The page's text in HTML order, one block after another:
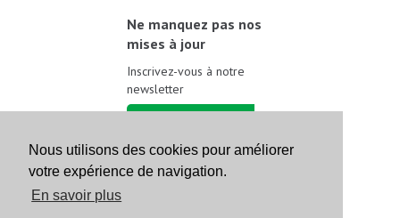
Nous utilisons des cookies pour améliorer
votre expérience de navigation.
En savoir plus
Ne manquez pas nos
mises à jour
Inscrivez-vous à notre
newsletter
Suivez-nous sur les